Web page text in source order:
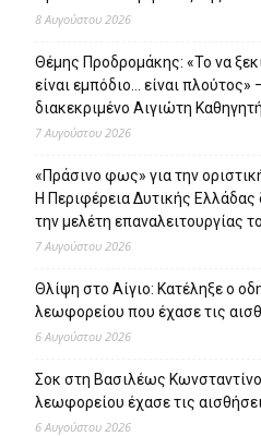
8 Αυγούστου 2026
Θέμης Προδρομάκης: «Το να
είναι εμπόδιο… είναι πλούτος»
διακεκριμένο Αιγιώτη Καθηγητή
7 Αυγούστου 2026
«Πράσινο φως» για την
Η Περιφέρεια Δυτικής Ελλάδας
την μελέτη επαναλειτουργίας
7 Αυγούστου 2026
Θλίψη στο Αίγιο: Κατέληξε ο
λεωφορείου που έχασε τις
6 Αυγούστου 2026
Σοκ στη Βασιλέως
λεωφορείου έχασε τις
6 Αυγούστου 2026